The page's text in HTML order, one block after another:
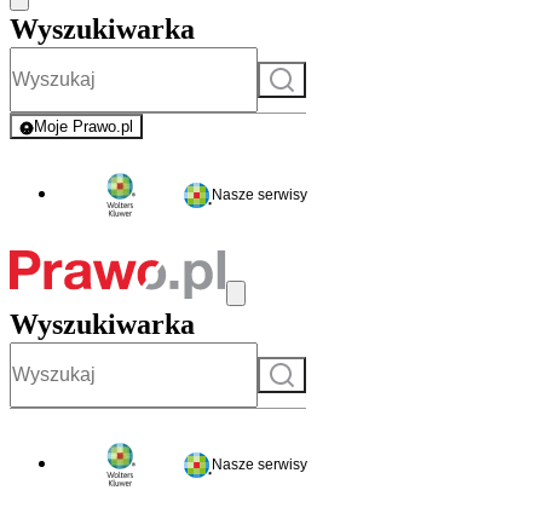
Wyszukiwarka
Szukaj
Moje Prawo.pl
- rejestracja i logowanie do serwisu
Nasze serwisy
Wyszukiwarka
Szukaj
Nasze serwisy